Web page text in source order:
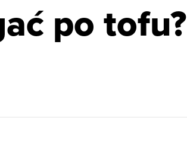
po tofu?